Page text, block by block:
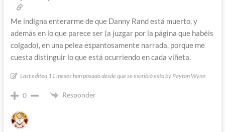
Me indigna enterarme de que Danny Rand está muerto, y
además en lo que parece ser (a juzgar por la página que habéis
colgado), en una pelea espantosamente narrada, porque me
cuesta distinguir lo que está ocurriendo en cada viñeta.
Last edited 11 meses han pasado desde que se escribió esto by Payton Wynn
0 Responder